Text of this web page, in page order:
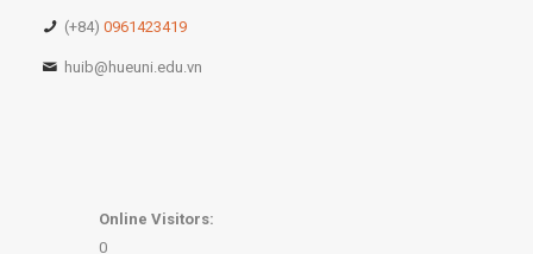
(+84)0961423419
huib@hueuni.edu.vn
Online Visitors:
0